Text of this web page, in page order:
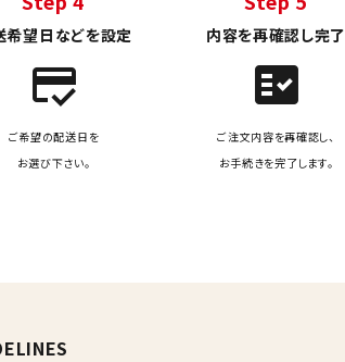
希望日などを設定
credit_score
ご希望の配送日を
お選び下さい。
内容を再確認し完了
fact_check
ご注文内容を再確認し、
お手続きを完了します。